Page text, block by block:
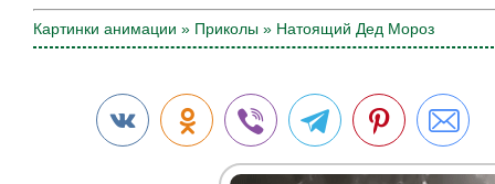
Картинки анимации » Приколы » Натоящий Дед Мороз